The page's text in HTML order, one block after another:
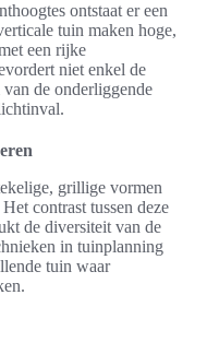
ontstaat er een
tuin maken hoge,
een rijke
niet enkel de
de onderliggende
grillige vormen
contrast tussen deze
de diversiteit van de
in tuinplanning
tuin waar